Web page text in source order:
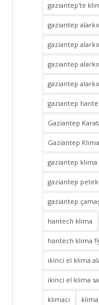
gaziantep'te
gaziantep
gaziantep
gaziantep alarko
gaziantep
gaziantep
Gaziantep
Gaziantep Klima
gaziantep klima
gaziantep
gaziantep
hantech klima
hantech klima
ikinci el klima
ikinci el klima
klimacı